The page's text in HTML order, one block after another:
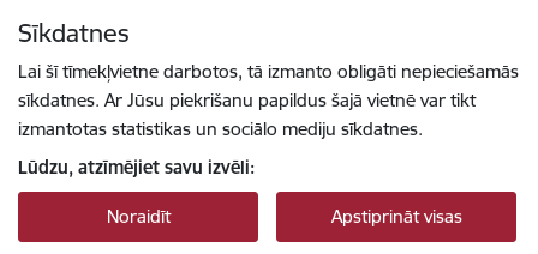
Sīkdatnes
Lai šī tīmekļvietne darbotos, tā izmanto obligāti nepieciešamās
sīkdatnes. Ar Jūsu piekrišanu papildus šajā vietnē var tikt
izmantotas statistikas un sociālo mediju sīkdatnes.
Lūdzu, atzīmējiet savu izvēli:
Noraidīt Apstiprināt visas